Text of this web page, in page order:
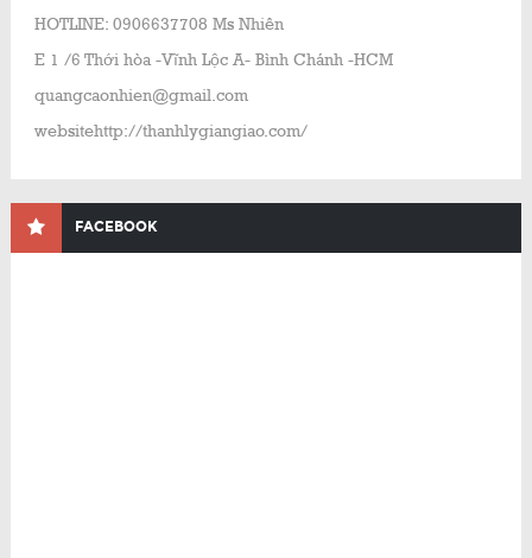
HOTLINE: 0906637708 Ms Nhiên
E 1 /6 Thới hòa -Vĩnh Lộc A- Bình Chánh -HCM
quangcaonhien@gmail.com
websitehttp://thanhlygiangiao.com/
FACEBOOK